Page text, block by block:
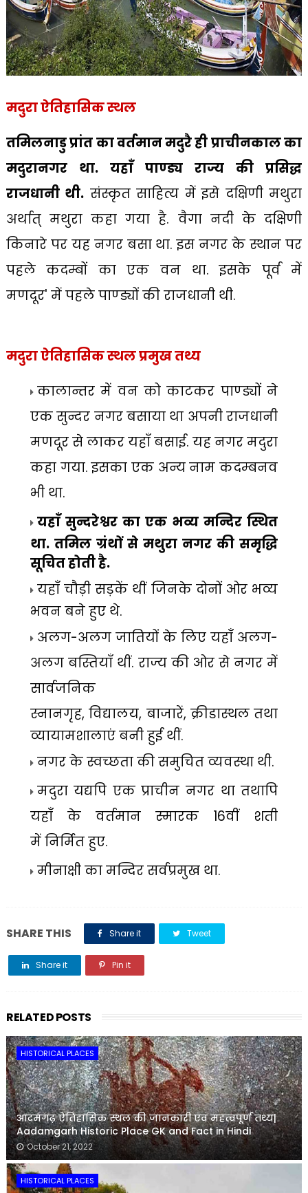
मदुरा ऐतिहासिक स्थल
तमिलनाडु प्रांत का वर्तमान मदुरै ही प्राचीनकाल का
मदुरानगर था. यहाँ पाण्ड्य राज्य की प्रसिद्ध
राजधानी थी. संस्कृत साहित्य में इसे दक्षिणी मथुरा
अर्थात् मथुरा कहा गया है. वैगा नदी के दक्षिणी
किनारे पर यह नगर बसा था. इस नगर के स्थान पर
पहले कदम्बों का एक वन था. इसके पूर्व में
मणदूर' में पहले पाण्ड्यों की राजधानी थी.
मदुरा ऐतिहासिक स्थलप्रमुख तथ्य
कालान्तर में वन को काटकर पाण्ड्यों ने
एक सुन्दर नगर बसाया था अपनी राजधानी
मणदूर से लाकर यहाँ बसाई. यह नगर मदुरा
कहा गया. इसका एक अन्य नाम कदम्बनव
भी था.
यहाँ सुन्दरेश्वर का एक भव्य मन्दिरस्थित
था. तमिल ग्रंथों से मथुरा नगरकी समृद्धि
सूचित होती है.
यहाँ चौड़ी सड़कें थीं जिनके दोनों ओर भव्य
भवन बने हुए थे.
अलग-अलग जातियों के लिए यहाँ अलग-
अलग बस्तियाँ थीं. राज्य की ओर से नगर में
सार्वजनिक
स्नानगृह,विद्यालय, बाजारें, क्रीडास्थलतथा
व्यायामशालाएं बनी हुई थीं.
नगर के स्वच्छता की समुचित व्यवस्था थी.
मदुरा यद्यपि एक प्राचीन नगर था तथापि
यहाँ के वर्तमान स्मारक 16वीं शती
मेंनिर्मित हुए.
मीनाक्षी का मन्दिर सर्वप्रमुख था.
SHARE THIS Share it Tweet
Share it Pin it
RELATED POSTS
HISTORICAL PLACES
आदमगढ़ ऐतिहासिक स्थल की जानकारी एवं महत्वपूर्ण तथ्य|
Aadamgarh Historic Place GK and Fact in Hindi
October 21, 2022
HISTORICAL PLACES